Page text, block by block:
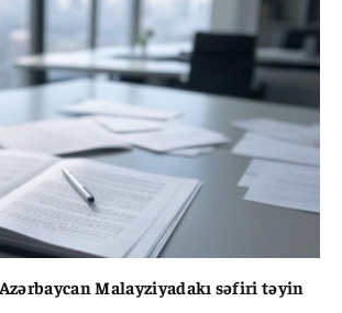
Malayziyadakı səfiri təyin